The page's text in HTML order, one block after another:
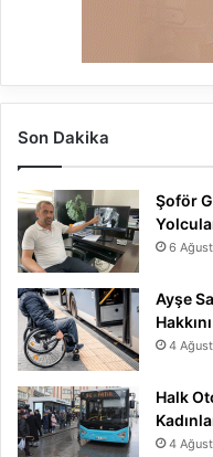
Son Dakika
Şoför
6
Ayşe
4
Halk
4